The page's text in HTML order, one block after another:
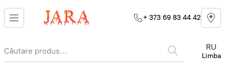
+ 373 69 83 44 42
RU
Limba